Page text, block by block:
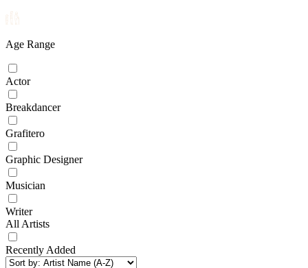
Age Range
Actor
Breakdancer
Grafitero
Graphic Designer
Musician
Writer
All Artists
Recently Added